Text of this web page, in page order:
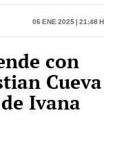
06 Ene 2025 | 21:48 h
con
Cueva
Ivana